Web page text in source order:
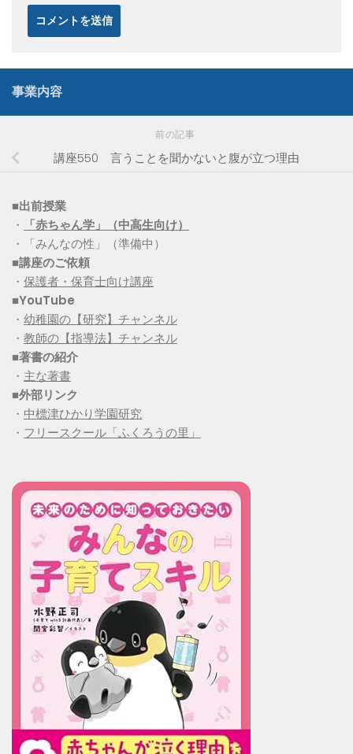
事業内容
前の記事
講座550 言うことを聞かないと腹が立つ理由
■出前授業
・
「赤ちゃん学」（中高生向け）
・「みんなの性」（準備中）
■講座のご依頼
・ 保護者・保育士向け講座
■YouTube
・ 幼稚園の【研究】チャンネル
・ 教師の【指導法】チャンネル
■著書の紹介
・ 主な著書
■外部リンク
・ 中標津ひかり学園研究
・ フリースクール「ふくろうの里」